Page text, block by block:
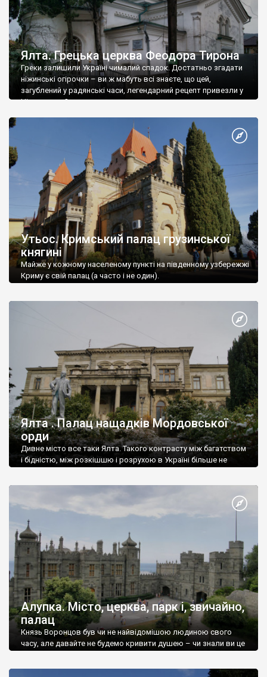
Ялта. Грецька церква Феодора Тирона
Греки залишили Україні чималий спадок. Достатньо згадати
ніжинські огірочки – ви ж мабуть всі знаєте, що цей,
загублений у радянські часи, легендарний рецепт привезли у
Ніжин греки?
Утьос. Кримський палац грузинської
княгині
Майже у кожному населеному пункті на південному узбережжі
Криму є свій палац (а часто і не один).
Ялта . Палац нащадків Мордовської
орди
Дивне місто все таки Ялта. Такого контрасту між багатством
і бідністю, між розкішшю і розрухою в Україні більше не
Алупка. Місто, церква, парк і, звичайно,
палац
Князь Воронцов був чи не найвідомішою людиною свого
часу, але давайте не будемо кривити душею – чи знали ви це